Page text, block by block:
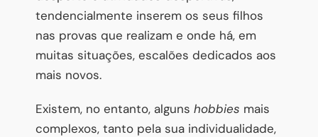
tendencialmente inserem os seus filhos
nas provas que realizam e onde há, em
muitas situações, escalões dedicados aos
mais novos.
Existem, no entanto, alguns hobbies mais
complexos, tanto pela sua individualidade,